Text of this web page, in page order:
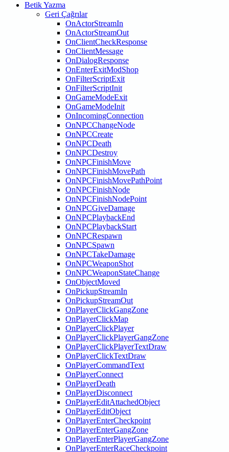
Betik Yazma
Geri Çağrılar
OnActorStreamIn
OnActorStreamOut
OnClientCheckResponse
OnClientMessage
OnDialogResponse
OnEnterExitModShop
OnFilterScriptExit
OnFilterScriptInit
OnGameModeExit
OnGameModeInit
OnIncomingConnection
OnNPCChangeNode
OnNPCCreate
OnNPCDeath
OnNPCDestroy
OnNPCFinishMove
OnNPCFinishMovePath
OnNPCFinishMovePathPoint
OnNPCFinishNode
OnNPCFinishNodePoint
OnNPCGiveDamage
OnNPCPlaybackEnd
OnNPCPlaybackStart
OnNPCRespawn
OnNPCSpawn
OnNPCTakeDamage
OnNPCWeaponShot
OnNPCWeaponStateChange
OnObjectMoved
OnPickupStreamIn
OnPickupStreamOut
OnPlayerClickGangZone
OnPlayerClickMap
OnPlayerClickPlayer
OnPlayerClickPlayerGangZone
OnPlayerClickPlayerTextDraw
OnPlayerClickTextDraw
OnPlayerCommandText
OnPlayerConnect
OnPlayerDeath
OnPlayerDisconnect
OnPlayerEditAttachedObject
OnPlayerEditObject
OnPlayerEnterCheckpoint
OnPlayerEnterGangZone
OnPlayerEnterPlayerGangZone
OnPlayerEnterRaceCheckpoint